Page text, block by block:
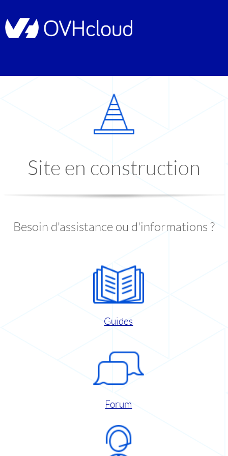
Site en construction
Besoin d'assistance ou d'informations ?
Guides
Forum